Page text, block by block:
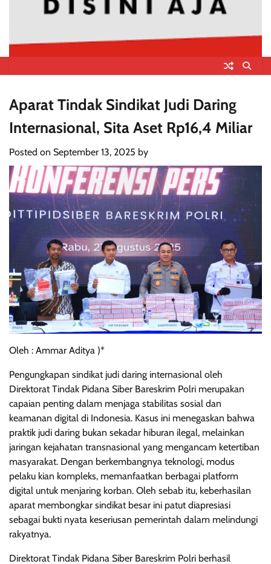
Aparat Tindak Sindikat Judi Daring
Internasional, Sita Aset Rp16,4 Miliar
Posted on September 13, 2025 by
Oleh : Ammar Aditya )*
Pengungkapan sindikat judi daring internasional oleh
Direktorat Tindak Pidana Siber Bareskrim Polri merupakan
capaian penting dalam menjaga stabilitas sosial dan
keamanan digital di Indonesia. Kasus ini menegaskan bahwa
praktik judi daring bukan sekadar hiburan ilegal, melainkan
jaringan kejahatan transnasional yang mengancam ketertiban
masyarakat. Dengan berkembangnya teknologi, modus
pelaku kian kompleks, memanfaatkan berbagai platform
digital untuk menjaring korban. Oleh sebab itu, keberhasilan
aparat membongkar sindikat besar ini patut diapresiasi
sebagai bukti nyata keseriusan pemerintah dalam melindungi
rakyatnya.
Direktorat Tindak Pidana Siber Bareskrim Polri berhasil